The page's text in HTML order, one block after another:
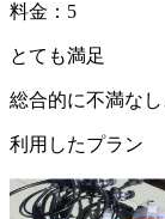
料金：5
とても満足
総合的に不満なし
利用したプラン